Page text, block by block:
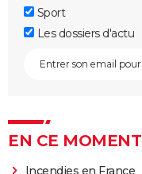
Sport
Les dossiers d'actu
EN CE MOMENT
Incendies en France